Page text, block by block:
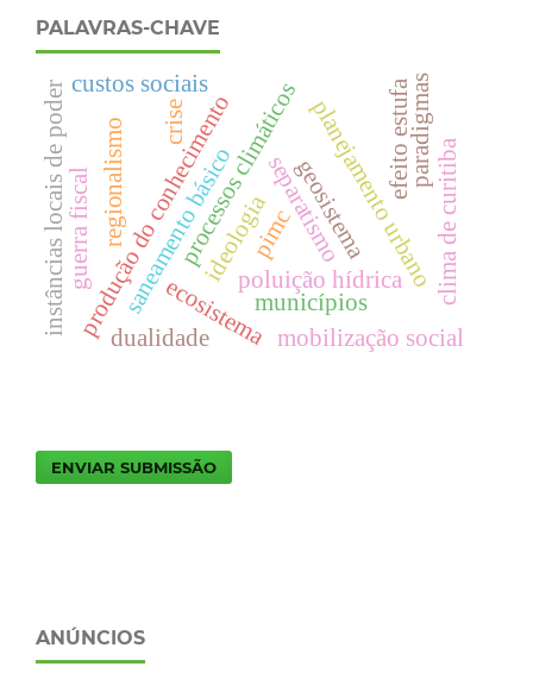
PALAVRAS-CHAVE
planejamento urbano
ideologia
processos climáticos
poluição hídrica
saneamento básico
produção do conhecimento
regionalismo separatismo clima de curitiba
crise
instâncias locais de poderguerra fiscal
ecosistema
efeito estufa
pimcgeosistema
mobilização social
municípios
custos sociais
dualidade
paradigmas
ENVIAR SUBMISSÃO
ANÚNCIOS